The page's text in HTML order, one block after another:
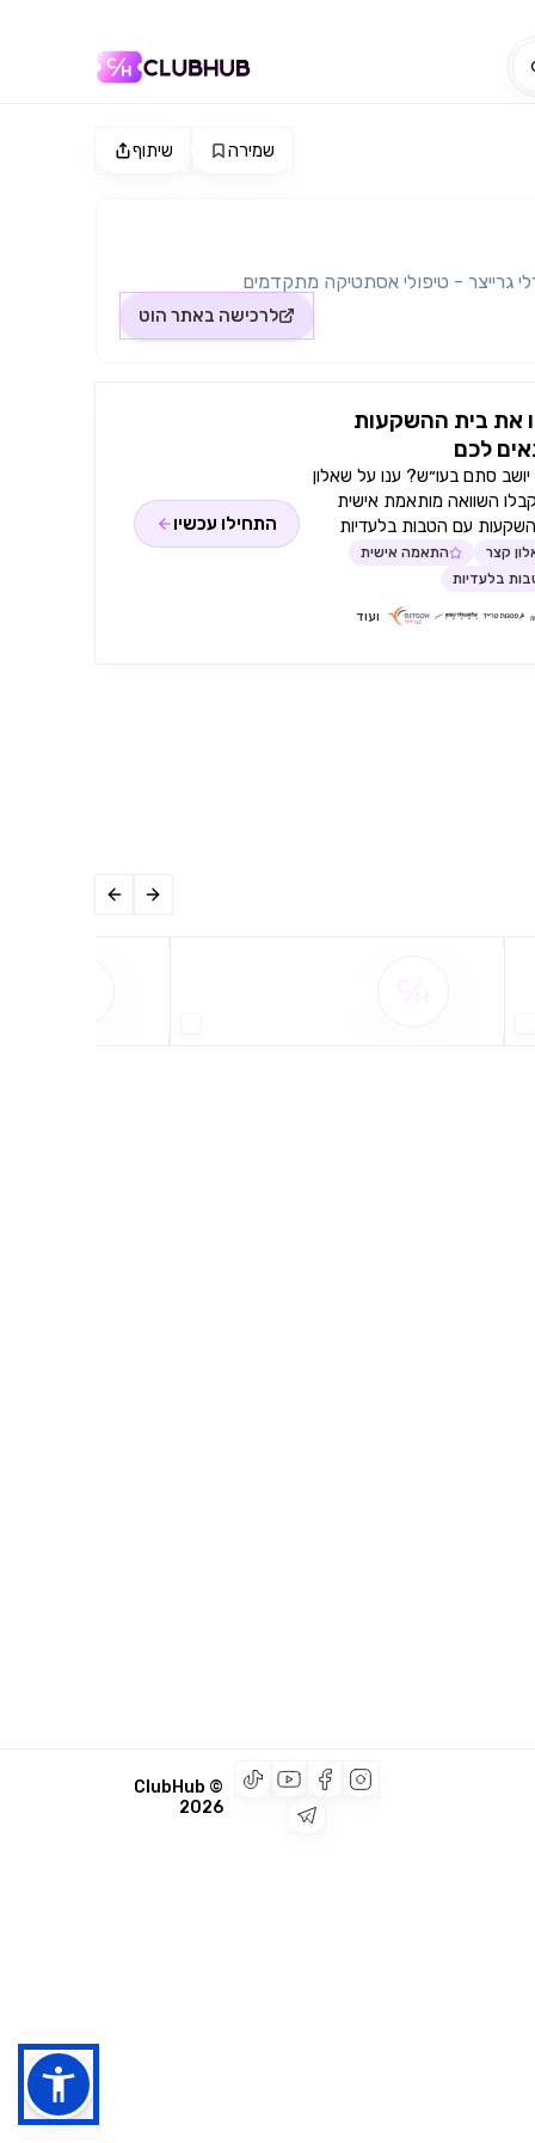
שיתוף שמירה
לרכישה באתר הוט
את בית ההשקעות
לכם
סתם בעו״ש? ענו על שאלון
השוואה מותאמת אישית
עם הטבות בלעדיות
קצר
התאמה אישית
בלעדיות
ועוד
התחילו עכשיו
© ClubHub
2026